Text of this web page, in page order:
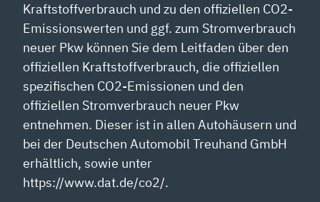
Kraftstoffverbrauch und zu den offiziellen CO2-
Emissionswerten und ggf. zum Stromverbrauch
neuer Pkw können Sie dem Leitfaden über den
offiziellen Kraftstoffverbrauch, die offiziellen
spezifischen CO2-Emissionen und den
offiziellen Stromverbrauch neuer Pkw
entnehmen. Dieser ist in allen Autohäusern und
bei der Deutschen Automobil Treuhand GmbH
erhältlich, sowie unter
https://www.dat.de/co2/.